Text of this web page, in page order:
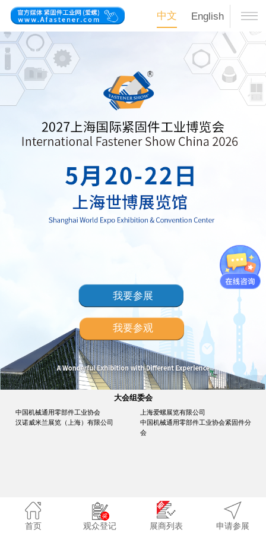
中文 English
我要参展
我要参观
大会组委会
中国机械通用零部件工业协会
上海爱螺展览有限公司
汉诺威米兰展览（上海）有限公司
中国机械通用零部件工业协会紧固件分
会
首页 观众登记 展商列表 申请参展